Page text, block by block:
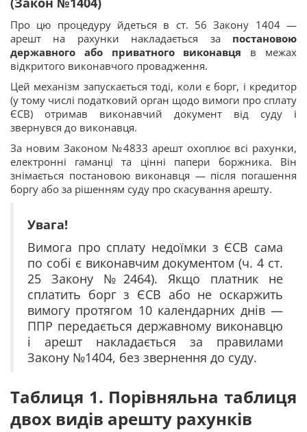
Про цю процедуру йдеться в ст. 56 Закону 1404 —
арешт на рахунки накладається за постановою
державного або приватного виконавця в межах
відкритого виконавчого провадження.
Цей механізм запускається тоді, коли є борг, і кредитор
(у тому числі податковий орган щодо вимоги про сплату
ЄСВ) отримав виконавчий документ від суду і
звернувся до виконавця.
За новим Законом №4833 арешт охоплює всі рахунки,
електронні гаманці та цінні папери боржника. Він
знімається постановою виконавця — після погашення
боргу або за рішенням суду про скасування арешту.
Увага!
Вимога про сплату недоїмки з ЄСВ сама
по собі є виконавчим документом (ч. 4 ст.
25 Закону №2464). Якщо платник не
сплатить борг з ЄСВ або не оскаржить
вимогу протягом 10 календарних днів —
ППР передається державному виконавцю
і арешт накладається за правилами
Закону №1404, без звернення до суду.
Таблиця 1. Порівняльна таблиця
двох видів арешту рахунків